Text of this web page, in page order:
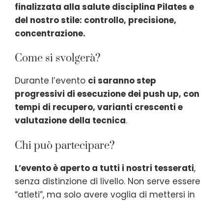
finalizzata alla salute disciplina Pilates e
del nostro stile: controllo, precisione,
concentrazione.
Come si svolgerà?
Durante l’evento ci saranno step
progressivi di esecuzione dei push up, con
tempi di recupero, varianti crescenti e
valutazione della tecnica.
Chi può partecipare?
L’evento è aperto a tutti i nostri tesserati,
senza distinzione di livello. Non serve essere
“atleti”, ma solo avere voglia di mettersi in